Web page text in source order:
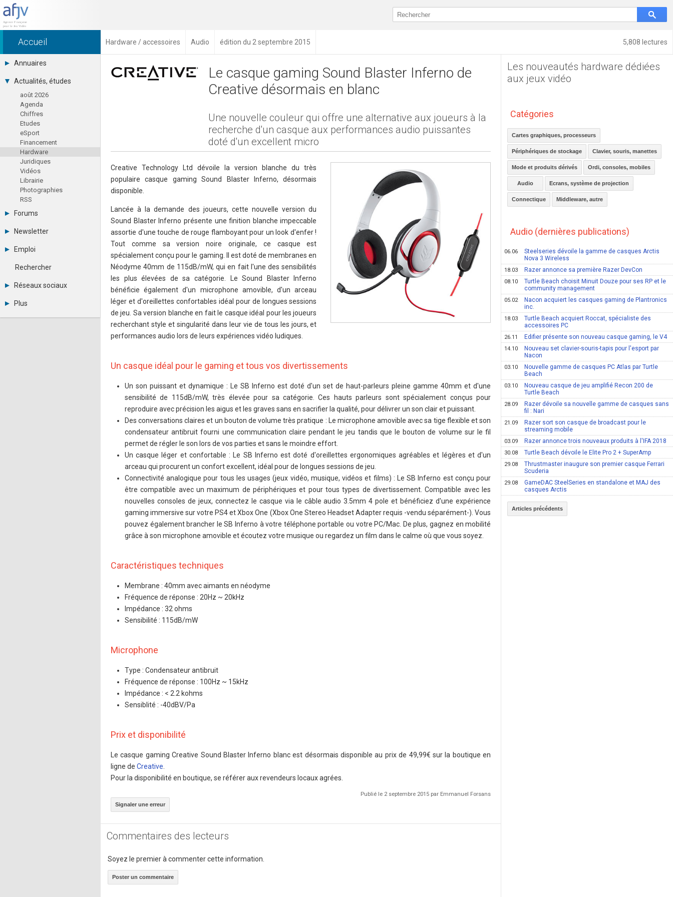
5,808 lectures
Accueil Hardware / accessoires Audio édition du 2 septembre 2015
Annuaires
Toutes les sociétés (691)
Studios (418)
Editeurs (49)
Distributeurs (16)
Hard. / Accessoires (10)
Middlewares (15)
Prestataires (99)
Assoc. / Syndicats (21)
Formations / Ecoles (46)
Presse spécialisée (17)
Actualités, études
août 2026
Agenda
Chiffres
Etudes
eSport
Financement
Hardware
Juridiques
Vidéos
Librairie
Photographies
RSS
Forums
Tous les forums
Se connecter
Messages privés
Contacter un modérateur
Newsletter
Archives
Abonnement
Emploi
Consulter les annonces
Observatoire de l'emploi
Rechercher
Réseaux sociaux
LinkedIn
Plus
Annonceurs
Le casque gaming Sound Blaster Inferno de
Creative désormais en blanc
Une nouvelle couleur qui offre une alternative aux joueurs à la
recherche d'un casque aux performances audio puissantes
doté d'un excellent micro
Creative Technology Ltd dévoile la version blanche du très
populaire casque gaming Sound Blaster Inferno, désormais
disponible.
Lancée à la demande des joueurs, cette nouvelle version du
Sound Blaster Inferno présente une finition blanche impeccable
assortie d'une touche de rouge flamboyant pour un look d'enfer !
Tout comme sa version noire originale, ce casque est
spécialement conçu pour le gaming. Il est doté de membranes en
Néodyme 40mm de 115dB/mW, qui en fait l'une des sensibilités
les plus élevées de sa catégorie. Le Sound Blaster Inferno
bénéficie également d'un microphone amovible, d'un arceau
léger et d'oreillettes confortables idéal pour de longues sessions
de jeu. Sa version blanche en fait le casque idéal pour les joueurs
recherchant style et singularité dans leur vie de tous les jours, et
performances audio lors de leurs expériences vidéo ludiques.
Un casque idéal pour le gaming et tous vos divertissements
Un son puissant et dynamique : Le SB Inferno est doté d'un set de haut-parleurs pleine gamme 40mm et d'une
sensibilité de 115dB/mW, très élevée pour sa catégorie. Ces hauts parleurs sont spécialement conçus pour
reproduire avec précision les aigus et les graves sans en sacrifier la qualité, pour délivrer un son clair et puissant.
Des conversations claires et un bouton de volume très pratique : Le microphone amovible avec sa tige flexible et son
condensateur antibruit fourni une communication claire pendant le jeu tandis que le bouton de volume sur le fil
permet de régler le son lors de vos parties et sans le moindre effort.
Un casque léger et confortable : Le SB Inferno est doté d'oreillettes ergonomiques agréables et légères et d'un
arceau qui procurent un confort excellent, idéal pour de longues sessions de jeu.
Connectivité analogique pour tous les usages (jeux vidéo, musique, vidéos et films) : Le SB Inferno est conçu pour
être compatible avec un maximum de périphériques et pour tous types de divertissement. Compatible avec les
nouvelles consoles de jeux, connectez le casque via le câble audio 3.5mm 4 pole et bénéficiez d'une expérience
gaming immersive sur votre PS4 et Xbox One (Xbox One Stereo Headset Adapter requis -vendu séparément-). Vous
pouvez également brancher le SB Inferno à votre téléphone portable ou votre PC/Mac. De plus, gagnez en mobilité
grâce à son microphone amovible et écoutez votre musique ou regardez un film dans le calme où que vous soyez.
Caractéristiques techniques
Membrane : 40mm avec aimants en néodyme
Fréquence de réponse : 20Hz ~ 20kHz
Impédance : 32 ohms
Sensibilité : 115dB/mW
Microphone
Type : Condensateur antibruit
Fréquence de réponse : 100Hz ~ 15kHz
Impédance : < 2.2 kohms
Sensiblité : -40dBV/Pa
Prix et disponibilité
Le casque gaming Creative Sound Blaster Inferno blanc est désormais disponible au prix de 49,99€ sur la boutique en
ligne de Creative
Pour la disponibilité en boutique, se référer aux revendeurs locaux agrées.
Publié le 2 septembre 2015 par Emmanuel Forsans
Signaler une erreur
Commentaires des lecteurs
Soyez le premier à commenter cette information.
Poster un commentaire
Les nouveautés hardware dédiées
aux jeux vidéo
Catégories
Cartes graphiques, processeurs
Périphériques de stockage Clavier, souris, manettes
Mode et produits dérivés Ordi, consoles, mobiles
Audio Ecrans, système de projection
Connectique Middleware, autre
Audio (dernières publications)
06.06
Steelseries dévoile la gamme de casques Arctis
Nova 3 Wireless
18.03 Razer annonce sa première Razer DevCon
08.10
Turtle Beach choisit Minuit Douze pour ses RP et le
community management
05.02
Nacon acquiert les casques gaming de Plantronics
inc.
18.03
Turtle Beach acquiert Roccat, spécialiste des
accessoires PC
26.11 Edifier présente son nouveau casque gaming, le V4
14.10
Nouveau set clavier-souris-tapis pour l'esport par
Nacon
03.10
Nouvelle gamme de casques PC Atlas par Turtle
Beach
03.10
Nouveau casque de jeu amplifié Recon 200 de
Turtle Beach
28.09
Razer dévoile sa nouvelle gamme de casques sans
fil : Nari
21.09
Razer sort son casque de broadcast pour le
streaming mobile
03.09 Razer annonce trois nouveaux produits à l'IFA 2018
30.08 Turtle Beach dévoile le Elite Pro 2 + SuperAmp
29.08
Thrustmaster inaugure son premier casque Ferrari
Scuderia
29.08
GameDAC SteelSeries en standalone et MAJ des
casques Arctis
Articles précédents